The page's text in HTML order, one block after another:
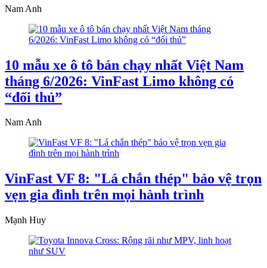
Nam Anh
10 mẫu xe ô tô bán chạy nhất Việt Nam
tháng 6/2026: VinFast Limo không có
“đối thủ”
Nam Anh
VinFast VF 8: "Lá chắn thép" bảo vệ trọn
vẹn gia đình trên mọi hành trình
Mạnh Huy